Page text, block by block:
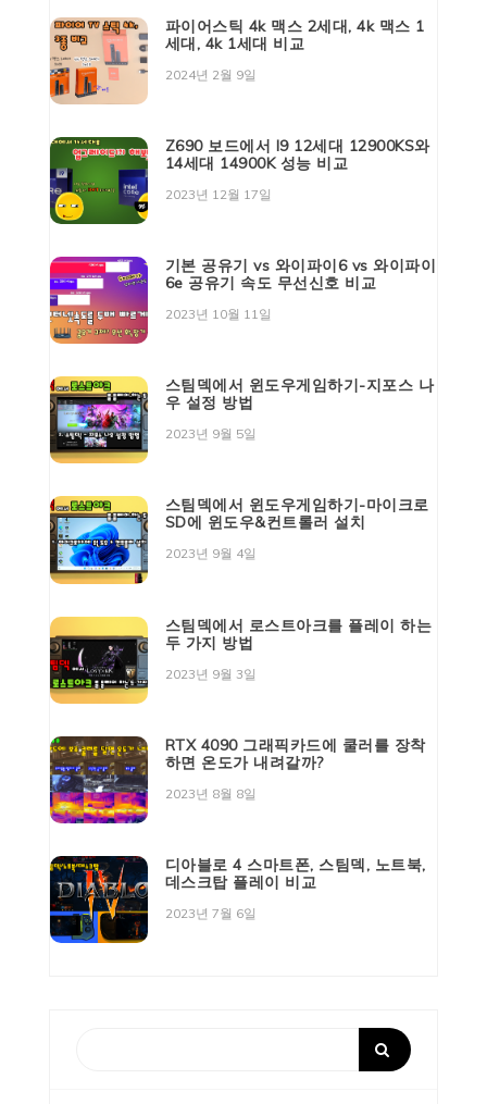
파이어스틱 4k 맥스 2세대, 4k 맥스 1
세대, 4k 1세대 비교
2024년 2월 9일
Z690 보드에서 I9 12세대 12900KS와
14세대 14900K 성능 비교
2023년 12월 17일
기본 공유기 vs 와이파이6 vs 와이파이
6e 공유기 속도 무선신호 비교
2023년 10월 11일
스팀덱에서 윈도우게임하기-지포스 나
우 설정 방법
2023년 9월 5일
스팀덱에서 윈도우게임하기-마이크로
SD에 윈도우&컨트롤러 설치
2023년 9월 4일
스팀덱에서 로스트아크를 플레이 하는
두 가지 방법
2023년 9월 3일
RTX 4090 그래픽카드에 쿨러를 장착
하면 온도가 내려갈까?
2023년 8월 8일
디아블로 4 스마트폰, 스팀덱, 노트북,
데스크탑 플레이 비교
2023년 7월 6일